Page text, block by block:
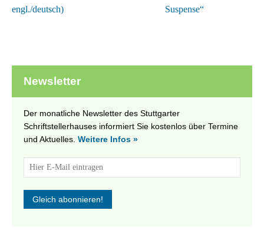
engl./deutsch)
Suspense“
Newsletter
Der monatliche Newsletter des Stuttgarter
Schriftstellerhauses informiert Sie kostenlos über Termine
und Aktuelles. Weitere Infos »